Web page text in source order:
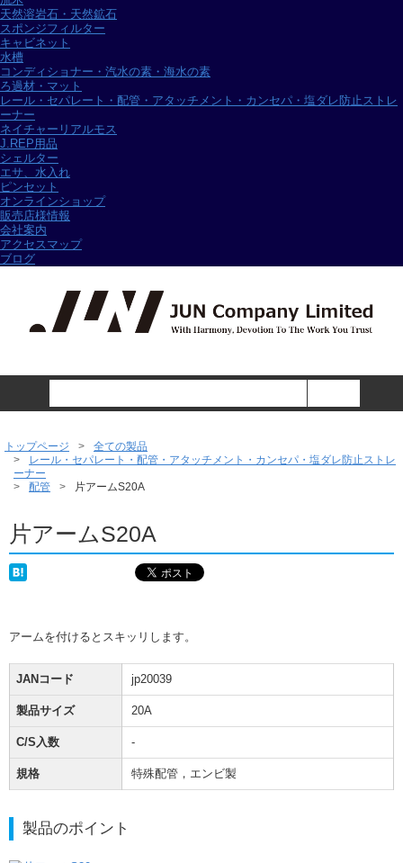
天然溶岩石・天然鉱石
スポンジフィルター
キャビネット
水槽
コンディショナー・汽水の素・海水の素
ろ過材・マット
レール・セパレート・配管・アタッチメント・カンセパ・塩ダレ防止ストレ
ーナー
ネイチャーリアルモス
J.REP用品
シェルター
エサ、水入れ
ピンセット
オンラインショップ
販売店様情報
会社案内
アクセスマップ
ブログ
トップページ
全ての製品
レール・セパレート・配管・アタッチメント・カンセパ・塩ダレ防止ストレ
ーナー
配管
片アームS20A
片アームS20A
アームを付けるとスキッリします。
JANコード jp20039
製品サイズ 20A
C/S入数 -
規格 特殊配管，エンビ製
製品のポイント